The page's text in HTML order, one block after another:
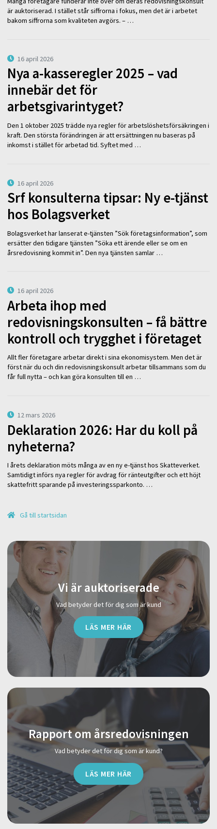
är auktoriserad. I stället står siffrorna i fokus, men det är i arbetet
bakom siffrorna som kvaliteten avgörs. – …
16 april 2026
Nya a-kasseregler 2025 – vad
innebär det för
arbetsgivarintyget?
Den 1 oktober 2025 trädde nya regler för arbetslöshetsförsäkringen i
kraft. Den största förändringen är att ersättningen nu baseras på
inkomst i stället för arbetad tid. Syftet med …
16 april 2026
Srf konsulterna tipsar: Ny e-tjänst
hos Bolagsverket
Bolagsverket har lanserat e-tjänsten ”Sök företagsinformation”, som
ersätter den tidigare tjänsten ”Söka ett ärende eller se om en
årsredovisning kommit in”. Den nya tjänsten samlar …
16 april 2026
Arbeta ihop med
redovisningskonsulten – få bättre
kontroll och trygghet i företaget
Allt fler företagare arbetar direkt i sina ekonomisystem. Men det är
först när du och din redovisningskonsult arbetar tillsammans som du
får full nytta – och kan göra konsulten till en …
12 mars 2026
Deklaration 2026: Har du koll på
nyheterna?
I årets deklaration möts många av en ny e-tjänst hos Skatteverket.
Samtidigt införs nya regler för avdrag för ränteutgifter och ett höjt
skattefritt sparande på investeringssparkonto. …
Gå till startsidan
Vi är auktoriserade
Vad betyder det för dig som är kund
LÄS MER HÄR
Rapport om årsredovisningen
Vad betyder det för dig som är kund?
LÄS MER HÄR